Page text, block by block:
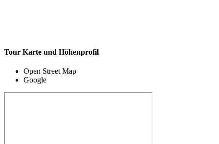
Tour Karte und Höhenprofil
Open Street Map
Google